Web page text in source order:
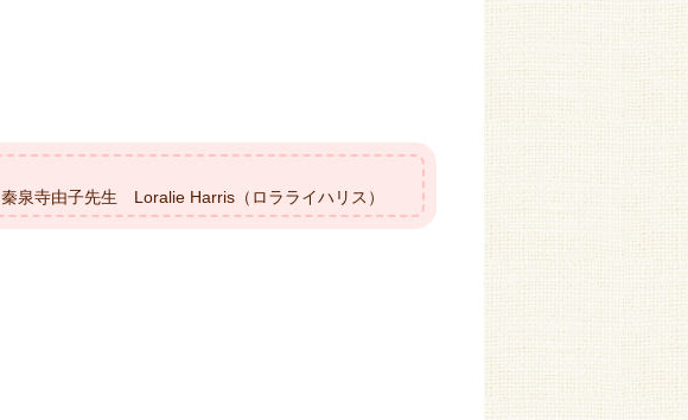
秦泉寺由子先生 Loralie Harris（ロラライハリス）